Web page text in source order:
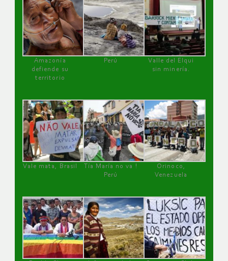
Amazonía
defiende su
territorio
Perú
Valle del Elqui
sin minería.
Vale mata, Brasil
Tía María no va !
Perú
Orinoco,
Venezuela